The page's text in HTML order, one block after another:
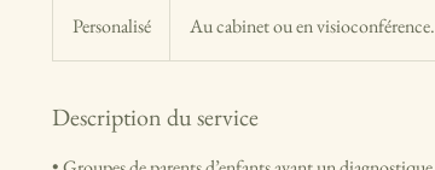
Personalisé Au cabinet ou en visioconférence.
Description du service